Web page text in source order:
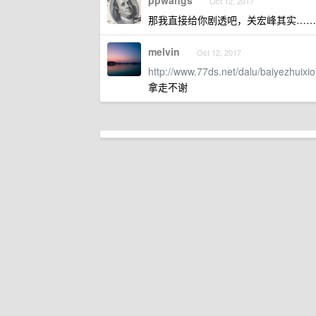
那我直接给你剧透吧，关宏峰其实……
melvin Oct 12, 2017
http://www.77ds.net/dalu/
拿走不谢